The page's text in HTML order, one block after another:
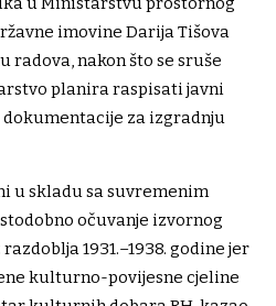
imovine Darija Tišova
radova, nakon što se sruše
planira raspisati javni
za izgradnju
u skladu sa suvremenim
očuvanje izvornog
1931.–1938. godine jer
kulturno-povijesne cjeline